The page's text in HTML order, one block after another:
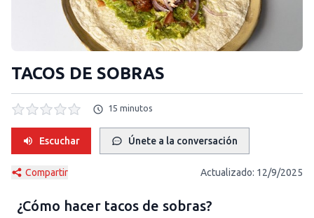
TACOS DE SOBRAS
15 minutos
Escuchar Únete a la conversación
Compartir Actualizado: 12/9/2025
¿Cómo hacer tacos de sobras?